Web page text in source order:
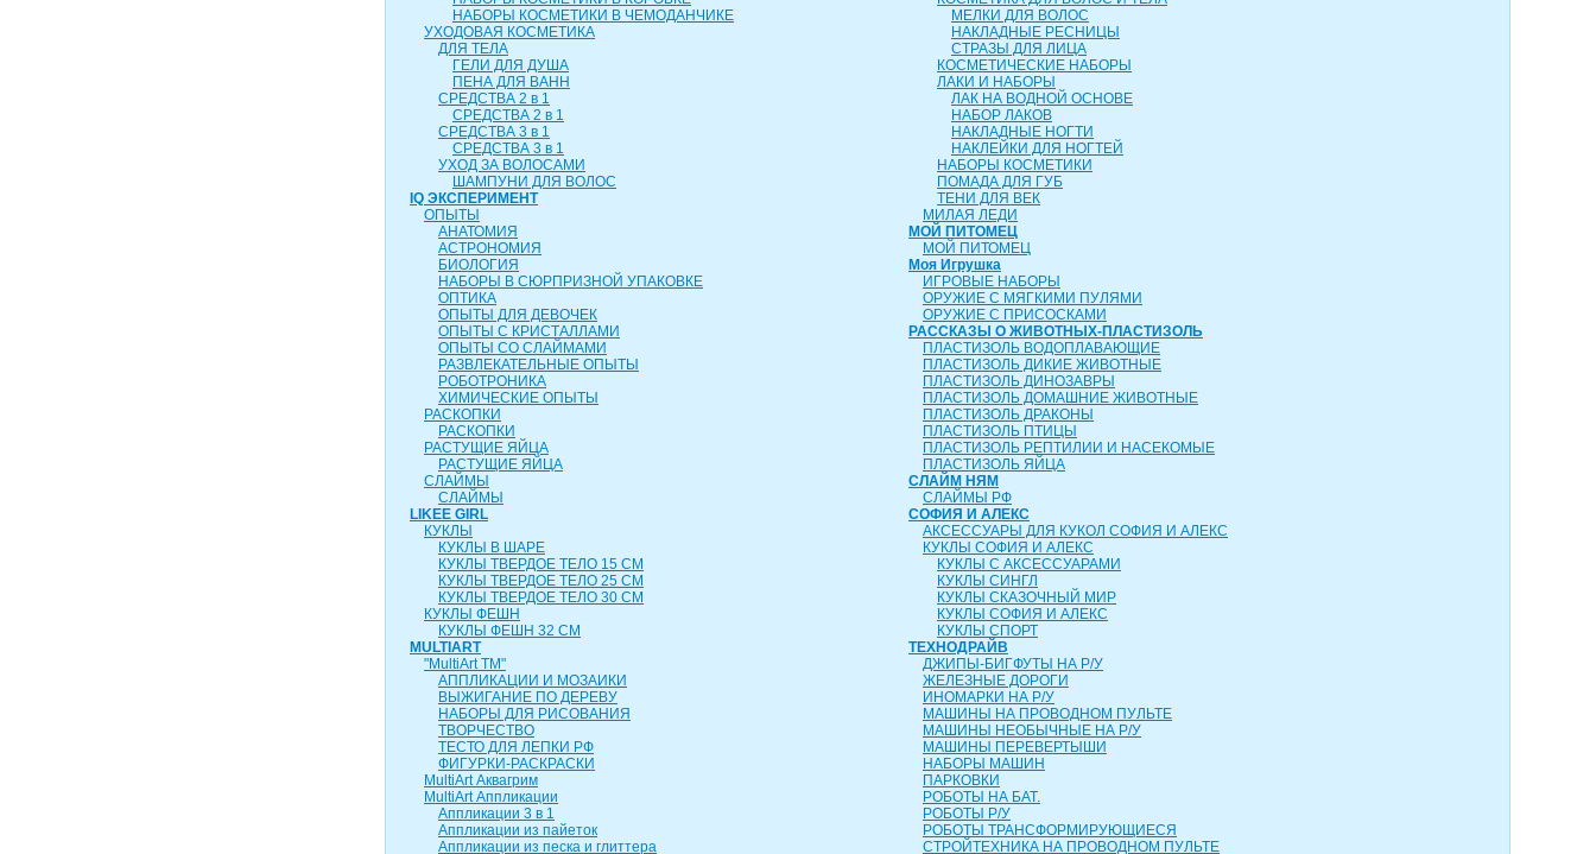
НАБОРЫ КОСМЕТИКИ В ЧЕМОДАНЧИКЕ
УХОДОВАЯ КОСМЕТИКА
ДЛЯ ТЕЛА
ГЕЛИ ДЛЯ ДУША
ПЕНА ДЛЯ ВАНН
СРЕДСТВА 2 в 1
СРЕДСТВА 2 в 1
СРЕДСТВА 3 в 1
СРЕДСТВА 3 в 1
УХОД ЗА ВОЛОСАМИ
ШАМПУНИ ДЛЯ ВОЛОС
IQ ЭКСПЕРИМЕНТ
ОПЫТЫ
АНАТОМИЯ
АСТРОНОМИЯ
БИОЛОГИЯ
НАБОРЫ В СЮРПРИЗНОЙ УПАКОВКЕ
ОПТИКА
ОПЫТЫ ДЛЯ ДЕВОЧЕК
ОПЫТЫ С КРИСТАЛЛАМИ
ОПЫТЫ СО СЛАЙМАМИ
РАЗВЛЕКАТЕЛЬНЫЕ ОПЫТЫ
РОБОТРОНИКА
ХИМИЧЕСКИЕ ОПЫТЫ
РАСКОПКИ
РАСКОПКИ
РАСТУЩИЕ ЯЙЦА
РАСТУЩИЕ ЯЙЦА
СЛАЙМЫ
СЛАЙМЫ
LIKEE GIRL
КУКЛЫ
КУКЛЫ В ШАРЕ
КУКЛЫ ТВЕРДОЕ ТЕЛО 15 СМ
КУКЛЫ ТВЕРДОЕ ТЕЛО 25 СМ
КУКЛЫ ТВЕРДОЕ ТЕЛО 30 СМ
КУКЛЫ ФЕШН
КУКЛЫ ФЕШН 32 СМ
MULTIART
"MultiArt ТМ"
АППЛИКАЦИИ И МОЗАИКИ
ВЫЖИГАНИЕ ПО ДЕРЕВУ
НАБОРЫ ДЛЯ РИСОВАНИЯ
ТВОРЧЕСТВО
ТЕСТО ДЛЯ ЛЕПКИ РФ
ФИГУРКИ-РАСКРАСКИ
MultiArt Аквагрим
MultiArt Аппликации
Аппликации 3 в 1
Аппликации из пайеток
Аппликации из песка и глиттера
МЕЛКИ ДЛЯ ВОЛОС
НАКЛАДНЫЕ РЕСНИЦЫ
СТРАЗЫ ДЛЯ ЛИЦА
КОСМЕТИЧЕСКИЕ НАБОРЫ
ЛАКИ И НАБОРЫ
ЛАК НА ВОДНОЙ ОСНОВЕ
НАБОР ЛАКОВ
НАКЛАДНЫЕ НОГТИ
НАКЛЕЙКИ ДЛЯ НОГТЕЙ
НАБОРЫ КОСМЕТИКИ
ПОМАДА ДЛЯ ГУБ
ТЕНИ ДЛЯ ВЕК
МИЛАЯ ЛЕДИ
МОЙ ПИТОМЕЦ
МОЙ ПИТОМЕЦ
Моя Игрушка
ИГРОВЫЕ НАБОРЫ
ОРУЖИЕ С МЯГКИМИ ПУЛЯМИ
ОРУЖИЕ С ПРИСОСКАМИ
РАССКАЗЫ О ЖИВОТНЫХ-ПЛАСТИЗОЛЬ
ПЛАСТИЗОЛЬ ВОДОПЛАВАЮЩИЕ
ПЛАСТИЗОЛЬ ДИКИЕ ЖИВОТНЫЕ
ПЛАСТИЗОЛЬ ДИНОЗАВРЫ
ПЛАСТИЗОЛЬ ДОМАШНИЕ ЖИВОТНЫЕ
ПЛАСТИЗОЛЬ ДРАКОНЫ
ПЛАСТИЗОЛЬ ПТИЦЫ
ПЛАСТИЗОЛЬ РЕПТИЛИИ И НАСЕКОМЫЕ
ПЛАСТИЗОЛЬ ЯЙЦА
СЛАЙМ НЯМ
СЛАЙМЫ РФ
СОФИЯ И АЛЕКС
АКСЕССУАРЫ ДЛЯ КУКОЛ СОФИЯ И АЛЕКС
КУКЛЫ СОФИЯ И АЛЕКС
КУКЛЫ С АКСЕССУАРАМИ
КУКЛЫ СИНГЛ
КУКЛЫ СКАЗОЧНЫЙ МИР
КУКЛЫ СОФИЯ И АЛЕКС
КУКЛЫ СПОРТ
ТЕХНОДРАЙВ
ДЖИПЫ-БИГФУТЫ НА Р/У
ЖЕЛЕЗНЫЕ ДОРОГИ
ИНОМАРКИ НА Р/У
МАШИНЫ НА ПРОВОДНОМ ПУЛЬТЕ
МАШИНЫ НЕОБЫЧНЫЕ НА Р/У
МАШИНЫ ПЕРЕВЕРТЫШИ
НАБОРЫ МАШИН
ПАРКОВКИ
РОБОТЫ НА БАТ.
РОБОТЫ Р/У
РОБОТЫ ТРАНСФОРМИРУЮЩИЕСЯ
СТРОЙТЕХНИКА НА ПРОВОДНОМ ПУЛЬТЕ